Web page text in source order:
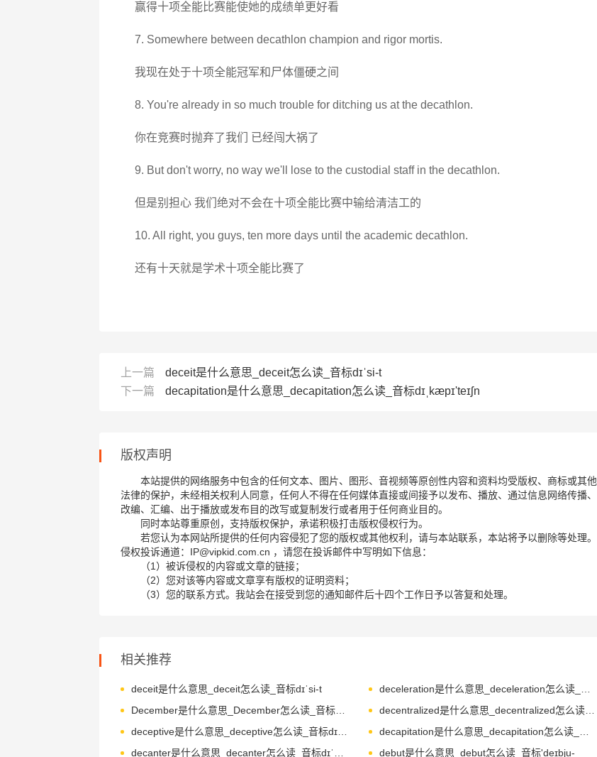
赢得十项全能比赛能使她的成绩单更好看
7. Somewhere between decathlon champion and rigor mortis.
我现在处于十项全能冠军和尸体僵硬之间
8. You're already in so much trouble for ditching us at the decathlon.
你在竞赛时抛弃了我们 已经闯大祸了
9. But don't worry, no way we'll lose to the custodial staff in the decathlon.
但是别担心 我们绝对不会在十项全能比赛中输给清洁工的
10. All right, you guys, ten more days until the academic decathlon.
还有十天就是学术十项全能比赛了
上一篇
deceit是什么意思_deceit怎么读_音标dɪˈsi-t
下一篇
decapitation是什么意思_decapitation怎么读_音标dɪˌkæpɪ'teɪʃn
版权声明
本站提供的网络服务中包含的任何文本、图片、图形、音视频等原创性内容和资料均受版权、商标或其他
法律的保护，未经相关权利人同意，任何人不得在任何媒体直接或间接予以发布、播放、通过信息网络传播、
改编、汇编、出于播放或发布目的改写或复制发行或者用于任何商业目的。
同时本站尊重原创，支持版权保护，承诺积极打击版权侵权行为。
若您认为本网站所提供的任何内容侵犯了您的版权或其他权利，请与本站联系，本站将予以删除等处理。
侵权投诉通道：IP@vipkid.com.cn ，请您在投诉邮件中写明如下信息：
（1）被诉侵权的内容或文章的链接；
（2）您对该等内容或文章享有版权的证明资料；
（3）您的联系方式。我站会在接受到您的通知邮件后十四个工作日予以答复和处理。
相关推荐
deceit是什么意思_deceit怎么读_音标dɪˈsi-t
December是什么意思_December怎么读_音标dɪˈsembə(r)
decentralized是什么意思_decentralized怎么读_音标ˌdi-'sentrəlaɪzd
deceptive是什么意思_deceptive怎么读_音标dɪˈseptɪv
debut是什么意思_debut怎么读_音标'deɪbju-